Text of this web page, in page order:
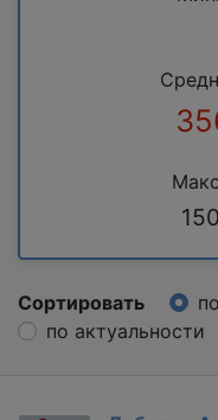
Сортировать
по актуальности